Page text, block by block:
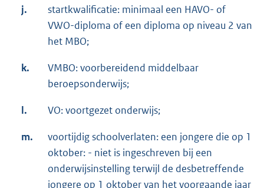
j.
startkwalificatie: minimaal een HAVO- of
VWO-diploma of een diploma op niveau 2 van
het MBO;
k.
VMBO: voorbereidend middelbaar
beroepsonderwijs;
l. VO: voortgezet onderwijs;
m.
voortijdig schoolverlaten: een jongere die op 1
oktober: - niet is ingeschreven bij een
onderwijsinstelling terwijl de desbetreffende
jongere op 1 oktober van het voorgaande jaar